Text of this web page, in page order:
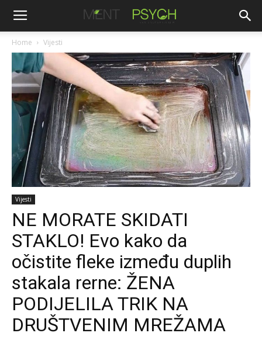
Home Vijesti
Vijesti
NE MORATE SKIDATI
STAKLO! Evo kako da
očistite fleke između duplih
stakala rerne: ŽENA
PODIJELILA TRIK NA
DRUŠTVENIM MREŽAMA